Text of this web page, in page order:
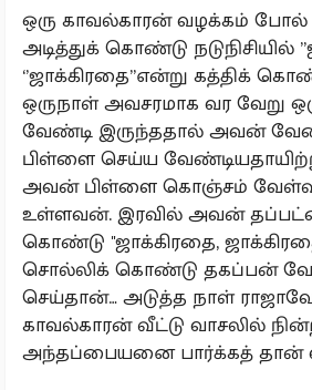
ஒரு காவல்காரன் வழக்கம்
அடித்துக் கொண்டு நடுநிசியில்
‘’ஜாக்கிரதை’’என்று கத்திக்
ஒருநாள் அவசரமாக வர வேறு
வேண்டி இருந்ததால் அவன்
பிள்ளை செய்ய
அவன் பிள்ளை கொஞ்சம்
உள்ளவன். இரவில் அவன்
கொண்டு ''ஜாக்கிரதை,
சொல்லிக் கொண்டு தகப்பன்
செய்தான்… அடுத்த நாள்
காவல்காரன் வீட்டு வாசலில்
அந்தப்பையனை பார்க்கத் தான்